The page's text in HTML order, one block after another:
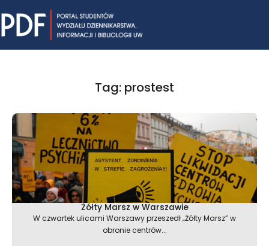
to
content
Tag: prostest
Żółty Marsz w Warszawie
W czwartek ulicami Warszawy przeszedł „Żółty Marsz” w
obronie centrów...